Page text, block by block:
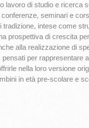
lavoro di studio e ricerca
seminari e
tradizione, intese come
prospettiva di crescita
alla realizzazione di
pensati per rappresentare
nella loro versione
in età pre-scolare e